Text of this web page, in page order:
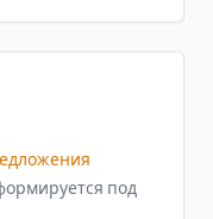
под